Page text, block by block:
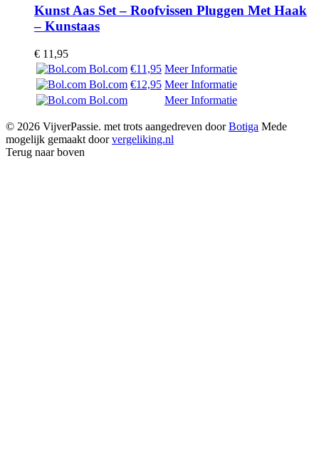
Kunst Aas Set – Roofvissen Pluggen Met Haak
– Kunstaas
€ 11,95
Bol.com €11,95 Meer Informatie
Bol.com €12,95 Meer Informatie
Bol.com
Meer Informatie
© 2026 VijverPassie. met trots aangedreven doorBotiga Mede
mogelijk gemaakt doorvergeliking.nl
Terug naar boven